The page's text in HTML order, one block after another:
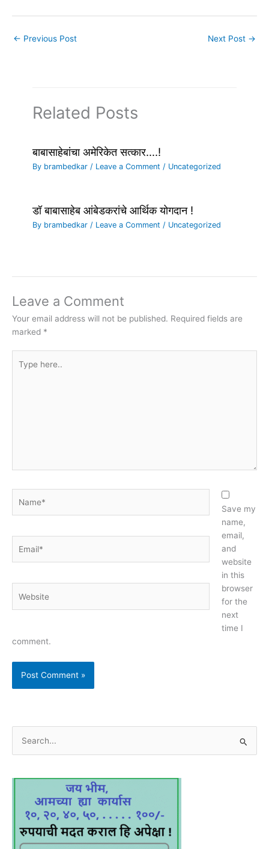
← Previous Post Next Post →
Related Posts
बाबासाहेबांचा अमेरिकेत सत्कार….!
By brambedkar/ Leave a Comment / Uncategorized
डॉ बाबासाहेब आंबेडकरांचे आर्थिक योगदान !
By brambedkar / Leave a Comment / Uncategorized
Leave a Comment
Your email address will not be published. Required fields are
marked *
here..
Save my
name,
email,
and
website
in this
browser
for the
next
time I
comment.